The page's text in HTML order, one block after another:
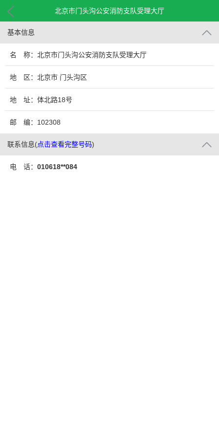
北京市门头沟公安消防支队受理大厅
基本信息
名 称：北京市门头沟公安消防支队受理大厅
地 区：北京市 门头沟区
地 址：体北路18号
邮 编：102308
联系信息(点击查看完整号码)
电 话： 010618**084